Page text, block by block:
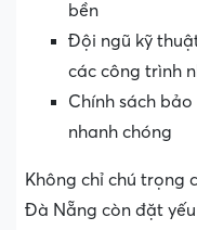
bền
Đội ngũ kỹ
các công trình
Chính sách
nhanh chóng
Không chỉ chú trọng
Đà Nẵng còn đặt